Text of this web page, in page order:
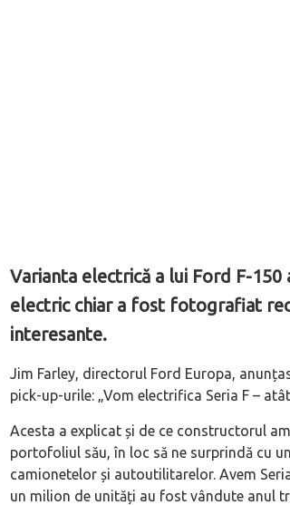
Varianta electrică a lui Ford F-
electric chiar a fost fotografiat
interesante.
Jim Farley, directorul Ford Europa,
pick-up-urile: „Vom electrifica Seria F –
Acesta a explicat și de ce constructorul
portofoliul său, în loc să ne surprindă cu
camionetelor și autoutilitarelor. Avem
un milion de unități au fost vândute anul